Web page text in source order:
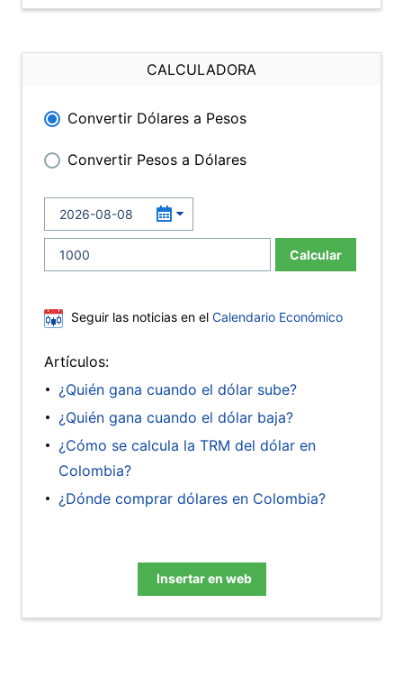
CALCULADORA
Convertir Dólares a Pesos
Convertir Pesos a Dólares
Calcular
Seguir las noticias en el Calendario Económico
Artículos:
¿Quién gana cuando el dólar sube?
¿Quién gana cuando el dólar baja?
¿Cómo se calcula la TRM del dólar en
Colombia?
¿Dónde comprar dólares en Colombia?
Insertar en web